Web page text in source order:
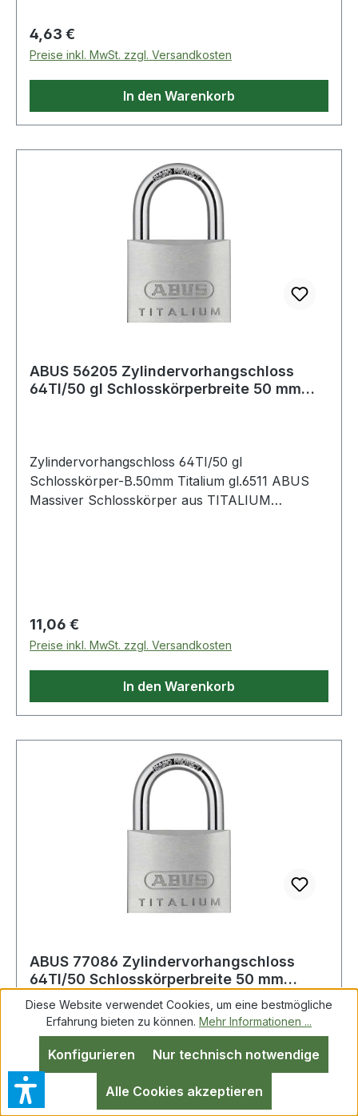
Regulärer Preis:
4,63 €
Preise inkl. MwSt. zzgl. Versandkosten
In den Warenkorb
ABUS 56205 Zylindervorhangschloss
64TI/50 gl Schlosskörperbreite 50 mm
Zylindervorhangschloss 64TI/50 gl
Schlosskörper-B.50mm Titalium gl.6511 ABUS
Massiver Schlosskörper aus TITALIUM
Regulärer Preis:
11,06 €
Preise inkl. MwSt. zzgl. Versandkosten
In den Warenkorb
ABUS 77086 Zylindervorhangschloss
64TI/50 Schlosskörperbreite 50 mm
Titalium ver
Zylindervorhangschloss 64TI/50 Schlosskörper-
B.50mm Titalium versch.-schl.ABUS Massiver
Schlosskörper aus TITALIUM Spezialaluminium
· ab 3 mm Spezialstahlbügel mit NANO-Protect ·
Diese Website verwendet Cookies, um eine bestmögliche
Erfahrung bieten zu können. Mehr Informationen ...
Nur technisch notwendige
Konfigurieren
Alle Cookies akzeptieren